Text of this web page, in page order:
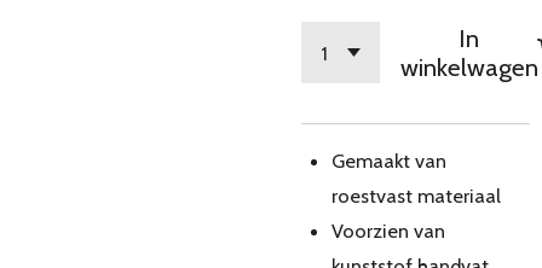
In
winkelwagen
Gemaakt van
roestvast materiaal
Voorzien van